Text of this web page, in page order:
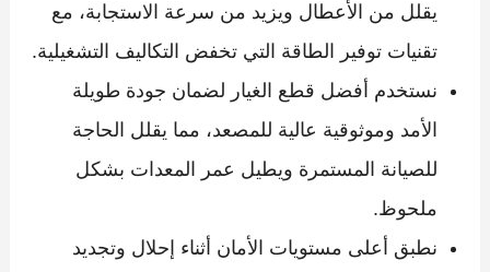
يقلل من الأعطال ويزيد من سرعة الاستجابة، مع
تقنيات توفير الطاقة التي تخفض التكاليف التشغيلية.
نستخدم أفضل قطع الغيار لضمان جودة طويلة
الأمد وموثوقية عالية للمصعد، مما يقلل الحاجة
للصيانة المستمرة ويطيل عمر المعدات بشكل
ملحوظ.
نطبق أعلى مستويات الأمان أثناء إحلال وتجديد